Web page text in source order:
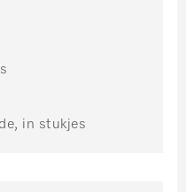
in stukjes